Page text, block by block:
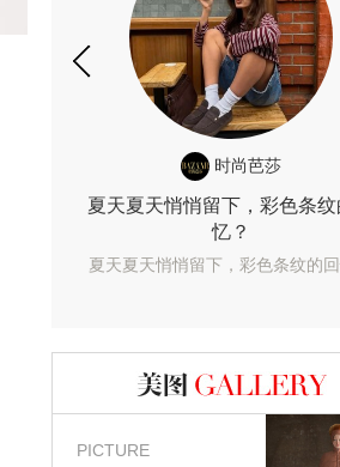
时尚芭莎
夏天夏天悄悄留下，彩色条纹
忆？
夏天夏天悄悄留下，彩色条纹的回
图库
PICTURE